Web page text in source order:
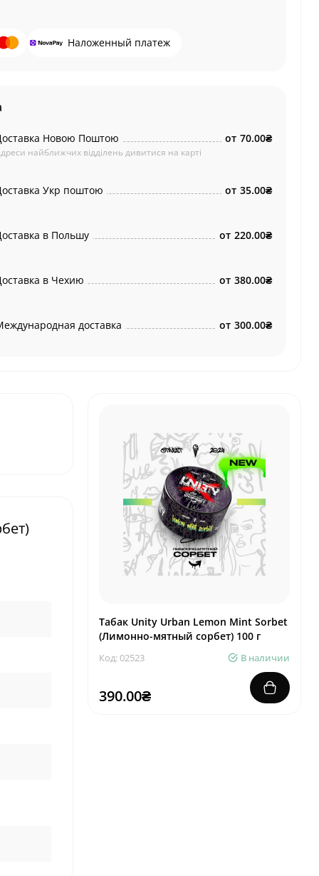
Наложенный платеж
Новою Поштою
найближчих відділень дивитися на карті
от 70.00₴
Укр поштою от 35.00₴
в Польшу от 220.00₴
в Чехию от 380.00₴
доставка от 300.00₴
Табак Unity Urban Lemon Mint Sorbet
(Лимонно-мятный сорбет) 100 г
Код: 02523 В наличии
390.00₴